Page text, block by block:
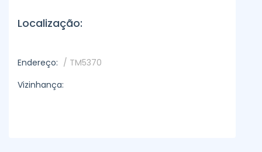
Localização:
Endereço: / TM5370
Vizinhança: